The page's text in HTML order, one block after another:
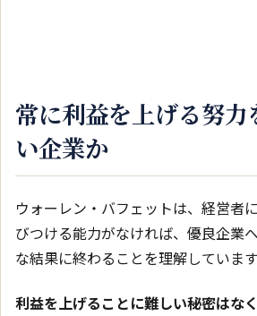
常に利益を上げる努力
い企業か
ウォーレン・バフェットは、経営者
びつける能力がなければ、優良企業
な結果に終わることを理解しています
利益を上げることに難しい秘密はな